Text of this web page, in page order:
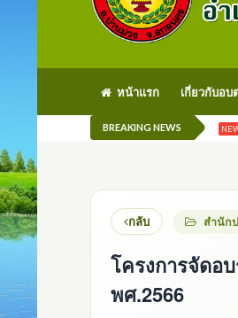
หน้าแรก เกี่ยวกับอบ
BREAKING NEWS
กลับ สำนัก
โครงการจัดอ
พศ.2566